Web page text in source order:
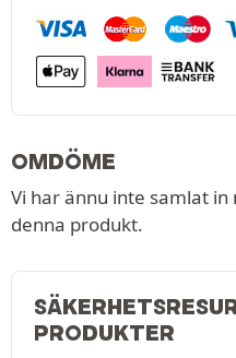
OMDÖME
Vi har ännu inte samlat
denna produkt.
PRODUKTER